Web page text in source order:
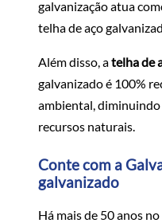
galvanização atua
telha de aço
Além disso, atelha de
galvanizado é 100%
ambiental, diminuindo
recursos naturais.
Conte com a
galvanizado
Há mais de 50 anos